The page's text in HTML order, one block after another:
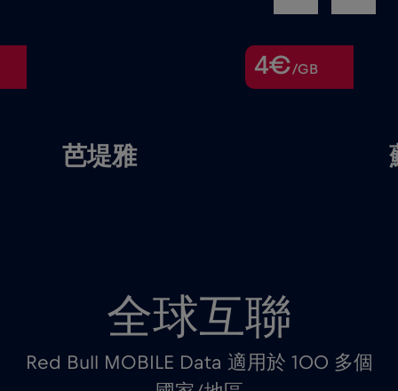
4€/GB
芭堤雅
全球互聯
Red Bull MOBILE Data 適用於 100 多個